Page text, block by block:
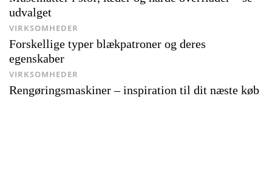
udvalget
Forskellige typer blækpatroner og deres
egenskaber
VIRKSOMHEDER
Rengøringsmaskiner – inspiration til dit næste køb
VIRKSOMHEDER